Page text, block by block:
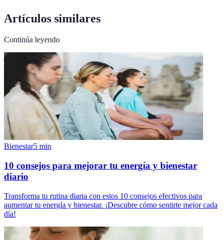
Artículos similares
Continúa leyendo
Bienestar5 min
10 consejos para mejorar tu energía y bienestar
diario
Transforma tu rutina diaria con estos 10 consejos efectivos para
aumentar tu energía y bienestar. ¡Descubre cómo sentirte mejor cada
día!